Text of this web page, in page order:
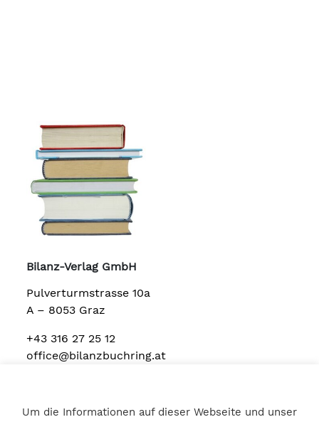
Bilanz-Verlag GmbH
Pulverturmstrasse 10a
A – 8053 Graz
+43 316 27 25 12
office@bilanzbuchring.at
Um die Informationen auf dieser Webseite und unser